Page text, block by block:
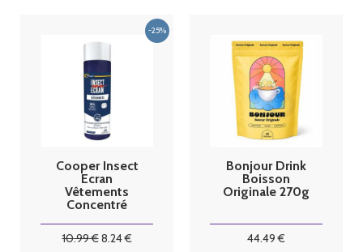
Cooper Insect
Ecran
Vêtements
Concentré
ml
10.99€8.24€
Bonjour Drink
Boisson
Originale 270g
44.49 €